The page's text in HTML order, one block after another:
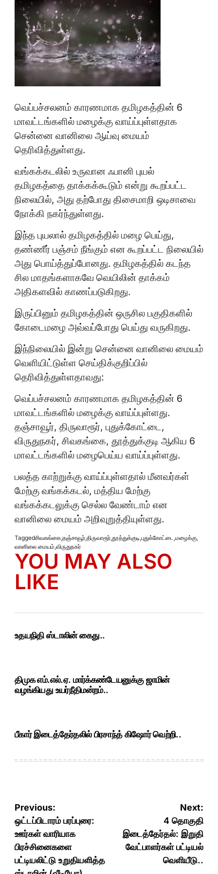
வெப்பச்சலனம் காரணமாக தமிழகத்தின் 6
மாவட்டங்களில் மழைக்கு வாய்ப்புள்ளதாக
சென்னை வானிலை ஆய்வு மையம்
தெரிவித்துள்ளது.
வங்கக்கடலில் உருவான ஃபானி புயல்
தமிழகத்தை தாக்கக்கூடும் என்று கூறப்பட்ட
நிலையில், அது தற்போது திசைமாறி ஒடிசாவை
நோக்கி நகர்ந்துள்ளது.
இந்த புயலால் தமிழகத்தில் மழை பெய்து,
தண்ணீர் பஞ்சம் நீங்கும் என கூறப்பட்ட நிலையில்
அது பொய்த்துப்போனது. தமிழகத்தில் கடந்த
சில மாதங்களாகவே வெயிலின் தாக்கம்
அதிகளவில் காணப்படுகிறது.
இருப்பினும் தமிழகத்தின் ஒருசில பகுதிகளில்
கோடைமழை அவ்வப்போது பெய்து வருகிறது.
இந்நிலையில் இன்று சென்னை வானிலை மையம்
வெளியிட்டுள்ள செய்திக்குறிப்பில்
தெரிவித்துள்ளதாவது:
வெப்பச்சலனம் காரணமாக தமிழகத்தின் 6
மாவட்டங்களில் மழைக்கு வாய்ப்புள்ளது.
தஞ்சாவூர், திருவாரூர், புதுக்கோட்டை,
விருதுநகர், சிவகங்கை, தூத்துக்குடி ஆகிய 6
மாவட்டங்களில் மழைபெய்ய வாய்ப்புள்ளது.
பலத்த காற்றுக்கு வாய்ப்புள்ளதால் மீனவர்கள்
மேற்கு வங்கக்கடல், மத்திய மேற்கு
வங்கக்கடலுக்கு செல்ல வேண்டாம் என
வானிலை மையம் அறிவுறுத்தியுள்ளது.
Taggedசிவகங்கை,தஞ்சாவூர்,திருவாரூர்,தூத்துக்குடி,புதுக்கோட்டை,மழைக்கு,
வானிலை மையம்,விருதுநகர்
YOU MAY ALSO
LIKE
உதயநிதி ஸ்டாலின் கைது..
திமுக எம்.எல்.ஏ. மார்க்கண்டேயனுக்கு ஜாமின்
வழங்கியது உயர்நீதிமன்றம்..
பீகார் இடைத்தேர்தலில் பிரசாந்த் கிஷோர் வெற்றி..
Post
navigation
Previous:
ஒட்டப்பிடாரம் பரப்புரை:
ஊர்கள் வாரியாக
பிரச்சினைகளை
பட்டியலிட்டு உறுதியளித்த
Next:
4 தொகுதி
இடைத்தேர்தல்: இறுதி
வேட்பாளர்கள் பட்டியல்
வெளியீடு..